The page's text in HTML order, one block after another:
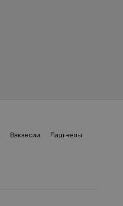
Вакансии
Партнеры